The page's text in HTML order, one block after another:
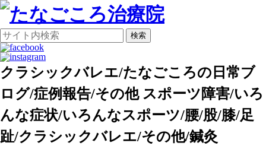
検索
クラシックバレエ/たなごころの日常ブ
ログ/症例報告/その他 スポーツ障害/いろ
んな症状/いろんなスポーツ/腰/股/膝/足
趾/クラシックバレエ/その他/鍼灸